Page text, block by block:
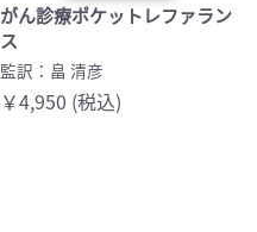
がん診療ポケットレファラン
ス
監訳：畠 清彦
￥4,950 (税込)